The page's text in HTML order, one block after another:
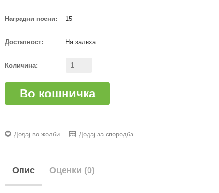
Наградни поени: 15
Достапност: На залиха
Количина:
Во кошничка
Додај во желби Додај за споредба
Опис Оценки (0)